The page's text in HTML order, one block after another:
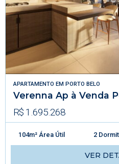
APARTAMENTO EM PORTO BELO
Verenna Ap à Venda
R$ 1.695.268
104m² Área Útil 2
VER